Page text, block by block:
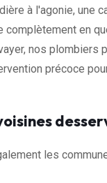
à l'agonie, une
complètement en
nos plombiers
précoce
les